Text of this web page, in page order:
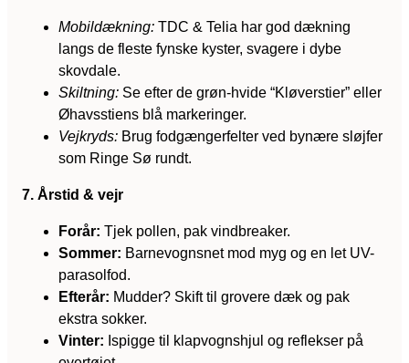
Mobildækning: TDC & Telia har god dækning
langs de fleste fynske kyster, svagere i dybe
skovdale.
Skiltning: Se efter de grøn-hvide “Kløverstier” eller
Øhavsstiens blå markeringer.
Vejkryds: Brug fodgængerfelter ved bynære sløjfer
som Ringe Sø rundt.
7. Årstid & vejr
Forår: Tjek pollen, pak vindbreaker.
Sommer: Barnevognsnet mod myg og en let UV-
parasolfod.
Efterår: Mudder? Skift til grovere dæk og pak
ekstra sokker.
Vinter: Ispigge til klapvognshjul og reflekser på